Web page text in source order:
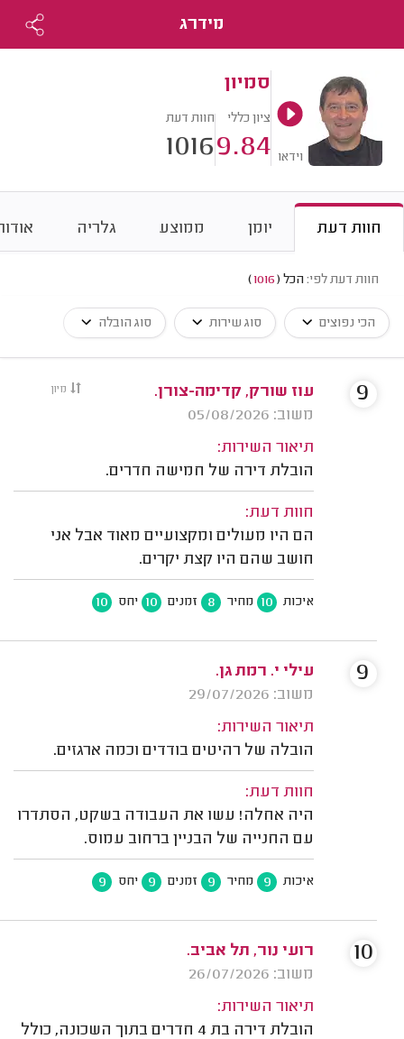
מידרג
וידאו
סמיון
ציון כללי
9.84
חוות דעת
1016
חוות דעת יומן ממוצע גלריה
חוות דעת לפי: הכל (
1016
)
הכי נפוצים סוג שירות סוג הובלה
מיון
עוז שורק, קדימה-צורן.
משוב: 05/08/2026
תיאור השירות:
הובלת דירה של חמישה חדרים.
חוות דעת:
הם היו מעולים ומקצועיים מאוד אבל אני
חושב שהם היו קצת יקרים.
איכות 10 מחיר 8 זמנים 10 יחס 10
9
עילי י. רמת גן.
משוב: 29/07/2026
תיאור השירות:
הובלה של רהיטים בודדים וכמה ארגזים.
חוות דעת:
היה אחלה! עשו את העבודה בשקט, הסתדרו
עם החנייה של הבניין ברחוב עמוס.
איכות 9 מחיר 9 זמנים 9 יחס 9
9
רועי נור, תל אביב.
משוב: 26/07/2026
תיאור השירות:
הובלת דירה בת 4 חדרים בתוך השכונה, כולל
10